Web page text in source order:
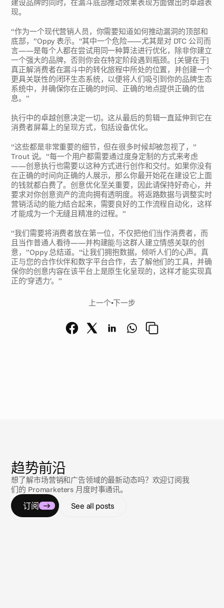
建设品牌的同时，在漏斗底部推动效果表现方面做出的卓越表
现。
“作为一个现代营销人员，你需要知道如何推动漏洞的顶部和
底部，”Oppy 表示。“其中一个危险——尤其是对 DTC 公司而
言——是每个人都在尝试用同一种算法进行优化，除非你建立
一个强大的品牌，否则你会在特定阶段遇到瓶颈。[关键在于]
真正解消费者在漏斗中的转化旅程中所处的位置，并创建一个
更具关联性的闭环生态系统，以便将人们吸引到你的品牌生态
系统中，并确保你在正确的时间、正确的地点提供正确的信
息。”
执行中的卓越创意决定一切。这从最后的剪辑一直延伸到它在
消费者屏幕上的呈现方式，包括设备优化。
“这些都是非常重要的细节，但在很多时候却被忽视了，”
Trout 说。“每一个用户都需要通过度身定制的方式来考虑
——创意执行也需要以这种方式进行创作和交付。如果你没有
在正确的时间向正确的人展示，那么你最开始花在建设它上面
的钱就都白费了。创意优化至关重要，因此请保持好奇心，并
要求对你创意资产的流向拥有透明度。将返路数据与调整实时
营销活动的能力结合起来，需要良好的工作流程自动化，这样
才能成为一个无缝且精准的过程。”
“我们需要将消费者放在第一位，不仅把他们当作消费者，而
且当作普通人看待——并构建能与这群人建立情感关联的创
意，”Oppy 总结道。“让我们拥抱数据，倾听人们的心声。真
正与您的合作伙伴和数字平台合作，去了解他们的工具，并确
保你的创意内容在该平台上是原生化呈现的，这样才能实现真
正的‘穿透力’。”
上一个•下一步
新闻
趋势前沿
想了解市场营销和广告领域的最新动态吗？欢迎订阅我
们的 Promarketers 月度时事通讯。
订阅 See all posts